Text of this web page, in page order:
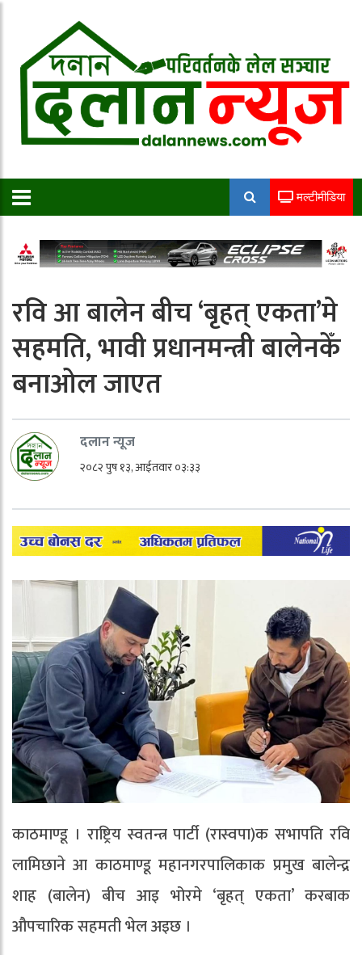
मल्टीमीडिया
रवि आ बालेन बीच ‘बृहत् एकता’मे
सहमति, भावी प्रधानमन्त्री बालेनकेँ
बनाओल जाएत
दलान न्यूज
२०८२ पुष १३, आईतवार ०३:३३
काठमाण्डू । राष्ट्रिय स्वतन्त्र पार्टी (रास्वपा)क सभापति रवि
लामिछाने आ काठमाण्डू महानगरपालिकाक प्रमुख बालेन्द्र
शाह (बालेन) बीच आइ भोरमे ‘बृहत् एकता’ करबाक
औपचारिक सहमती भेल अइछ ।